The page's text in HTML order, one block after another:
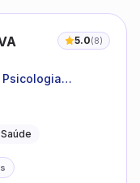
5.0(8)